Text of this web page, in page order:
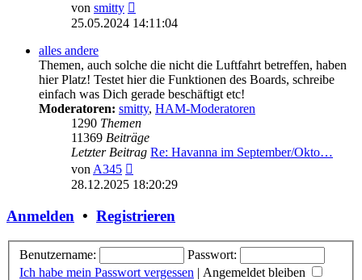
von smitty
Beitrag
25.05.2024 14:11:04
alles andere
Themen, auch solche die nicht die Luftfahrt betreffen, haben
hier Platz! Testet hier die Funktionen des Boards, schreibe
einfach was Dich gerade beschäftigt etc!
Moderatoren: smitty, HAM-Moderatoren
1290 Themen
11369 Beiträge
Letzter Beitrag Re: Havanna im September/Okto…
vonA345
Beitrag
28.12.2025 18:20:29
Anmelden • Registrieren
Benutzername:
Passwort:
Ich habe mein Passwort vergessen | Angemeldet bleiben